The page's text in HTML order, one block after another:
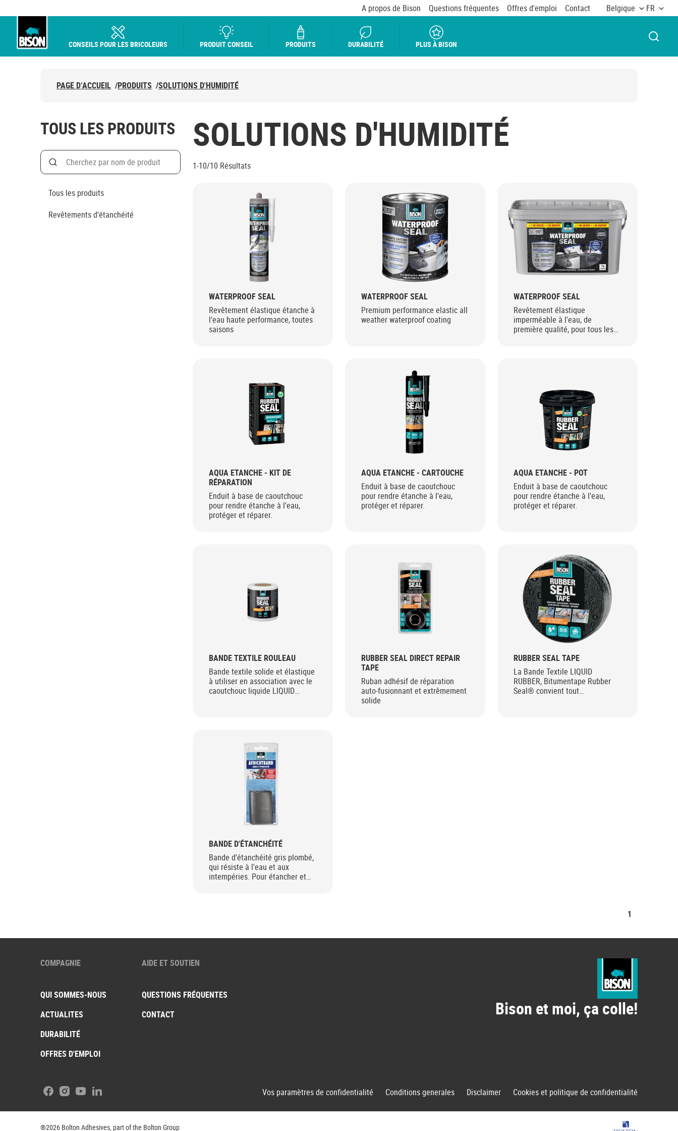
A propos de Bison Questions fréquentes Offres d'emploi Contact Belgique FR
CONSEILS POUR LES BRICOLEURS PRODUIT CONSEIL PRODUITS DURABILITÉ PLUS À BISON
PAGE D’ACCUEIL /PRODUITS /SOLUTIONS D'HUMIDITÉ
TOUS LES PRODUITS
Search
Rechercher par nom de produit
Tous les produits
Revêtements d’étanchéité
SOLUTIONS D'HUMIDITÉ
1-10/10 Résultats
WATERPROOF SEAL
Revêtement élastique étanche à
l'eau haute performance, toutes
saisons
WATERPROOF SEAL
Premium performance elastic all
weather waterproof coating
WATERPROOF SEAL
Revêtement élastique
imperméable à l'eau, de
première qualité, pour tous les
AQUA ETANCHE - KIT DE
RÉPARATION
Enduit à base de caoutchouc
pour rendre étanche à l'eau,
protéger et réparer.
AQUA ETANCHE - CARTOUCHE
Enduit à base de caoutchouc
pour rendre étanche à l'eau,
protéger et réparer.
AQUA ETANCHE - POT
Enduit à base de caoutchouc
pour rendre étanche à l'eau,
protéger et réparer.
BANDE TEXTILE ROULEAU
Bande textile solide et élastique
à utiliser en association avec le
caoutchouc liquide LIQUID
RUBBER SEAL DIRECT REPAIR
TAPE
Ruban adhésif de réparation
auto-fusionnant et extrêmement
solide
RUBBER SEAL TAPE
La Bande Textile LIQUID
RUBBER, Bitumentape Rubber
Seal® convient tout
BANDE D'ÉTANCHÉITÉ
Bande d'étanchéité gris plombé,
qui résiste à l'eau et aux
intempéries. Pour étancher et
1
COMPAGNIE
QUI SOMMES-NOUS
ACTUALITES
DURABILITÉ
OFFRES D'EMPLOI
AIDE ET SOUTIEN
QUESTIONS FRÉQUENTES
CONTACT
Bison et moi, ça colle!
Facebook
Instagram
YoutubeLinkedIn Vos paramètres de confidentialité Conditions generales Disclaimer Cookies et politique de confidentialité
®2026 Bolton Adhesives, part of the Bolton Group Bolton Group